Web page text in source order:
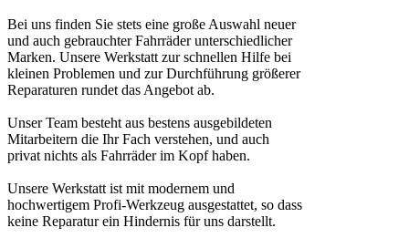
Bei uns finden Sie stets eine große Auswahl neuer
und auch gebrauchter Fahrräder unterschiedlicher
Marken. Unsere Werkstatt zur schnellen Hilfe bei
kleinen Problemen und zur Durchführung größerer
Reparaturen rundet das Angebot ab.
Unser Team besteht aus bestens ausgebildeten
Mitarbeitern die Ihr Fach verstehen, und auch
privat nichts als Fahrräder im Kopf haben.
Unsere Werkstatt ist mit modernem und
hochwertigem Profi-Werkzeug ausgestattet, so dass
keine Reparatur ein Hindernis für uns darstellt.